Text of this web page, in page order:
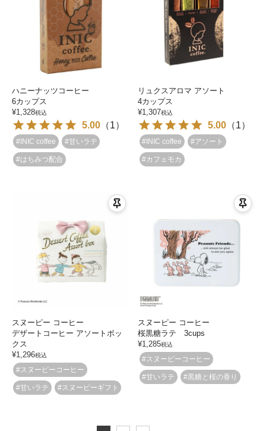
ハニーナッツコーヒー
6カップス
¥1,328税込
5.00 （1）
#INIC coffee #甘いラテ
#はちみつ配合
リュクスアロマ アソート
4カップス
¥1,307税込
5.00 （1）
#INIC coffee #アソート
#カフェモカ
スヌーピー コーヒー
デザートコーヒー アソートボッ
クス
¥1,296税込
#スヌーピーコーヒー
#甘いラテ #スヌーピーギフト
スヌーピー コーヒー
桜黒糖ラテ 3cups
¥1,285税込
#スヌーピーコーヒー
#甘いラテ #黒糖と桜の香り